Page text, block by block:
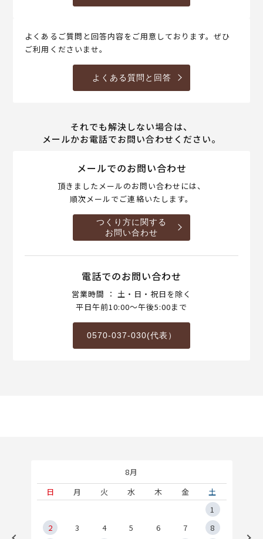
よくあるご質問と回答内容をご用意しております。ぜひ
ご利用くださいませ。
よくある質問と回答
それでも解決しない場合は、
メールかお電話でお問い合わせください。
メールでのお問い合わせ
頂きましたメールのお問い合わせには、
順次メールでご連絡いたします。
つくり方に関する
お問い合わせ
電話でのお問い合わせ
営業時間 ： 土・日・祝日を除く
平日午前10:00～午後5:00まで
0570-037-030(代表）
8月
日
月 火 水 木 金
土
1
2
3 4 5 6 7
8